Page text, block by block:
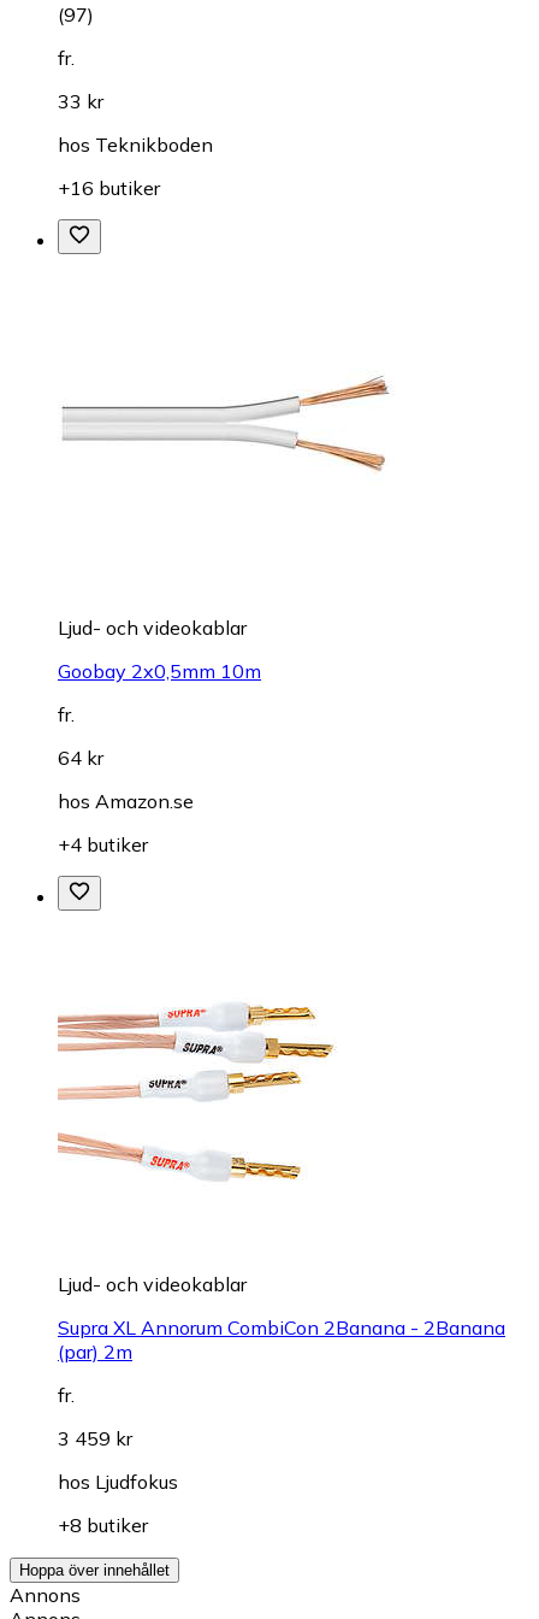
(97)
fr.
33 kr
hos Teknikboden
+16 butiker
Ljud- och videokablar
Goobay 2x0,5mm 10m
fr.
64 kr
hos Amazon.se
+4 butiker
Ljud- och videokablar
Supra XL Annorum CombiCon 2Banana - 2Banana
(par) 2m
fr.
3 459 kr
hos Ljudfokus
+8 butiker
Hoppa över innehållet
Annons